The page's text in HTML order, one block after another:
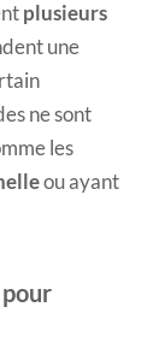
plusieurs
une
ne sont
les
ou ayant